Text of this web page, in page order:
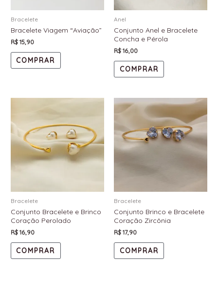
Bracelete
Bracelete Viagem “Aviação”
R$15,90
COMPRAR
Anel
Conjunto Anel e Bracelete
Concha e Pérola
R$16,00
COMPRAR
Bracelete
Conjunto Bracelete e Brinco
Coração Perolado
R$16,90
COMPRAR
Bracelete
Conjunto Brinco e Bracelete
Coração Zircônia
R$17,90
COMPRAR